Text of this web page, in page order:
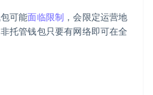
可能面临限制 ，会限定运营地
托管钱包只要有网络即可在全